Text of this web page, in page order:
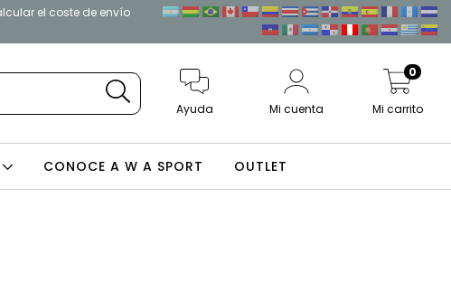
el coste de envío
Ayuda Mi cuenta Mi carrito
0
CONOCE A W A SPORT OUTLET